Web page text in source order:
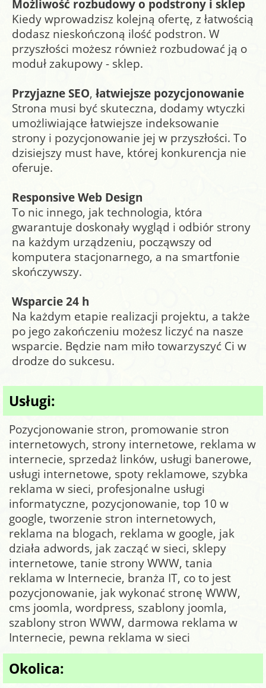
Możliwość rozbudowyo podstrony i sklep
Kiedy wprowadzisz kolejną ofertę, z łatwością
dodasz nieskończoną ilość podstron. W
przyszłości możesz również rozbudować ją o
moduł zakupowy - sklep.
Przyjazne SEO, łatwiejsze pozycjonowanie
Strona musi być skuteczna, dodamy wtyczki
umożliwiające łatwiejsze indeksowanie
strony i pozycjonowanie jej w przyszłości. To
dzisiejszy must have, której konkurencja nie
oferuje.
Responsive Web Design
To nic innego, jak technologia, która
gwarantuje doskonały wygląd i odbiór strony
na każdym urządzeniu, począwszy od
komputera stacjonarnego, a na smartfonie
skończywszy.
Wsparcie 24 h
Na każdym etapie realizacji projektu, a także
po jego zakończeniu możesz liczyć na nasze
wsparcie. Będzie nam miło towarzyszyć Ci w
drodze do sukcesu.
Usługi:
Pozycjonowanie stron, promowanie stron
internetowych, strony internetowe, reklama w
internecie, sprzedaż linków, usługi banerowe,
usługi internetowe, spoty reklamowe, szybka
reklama w sieci, profesjonalne usługi
informatyczne, pozycjonowanie, top 10 w
google, tworzenie stron internetowych,
reklama na blogach, reklama w google, jak
działa adwords, jak zacząć w sieci, sklepy
internetowe, tanie strony WWW, tania
reklama w Internecie, branża IT, co to jest
pozycjonowanie, jak wykonać stronę WWW,
cms joomla, wordpress, szablony joomla,
szablony stron WWW, darmowa reklama w
Internecie, pewna reklama w sieci
Okolica: